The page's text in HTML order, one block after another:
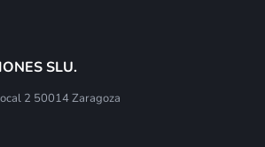
SLU.
2 50014 Zaragoza